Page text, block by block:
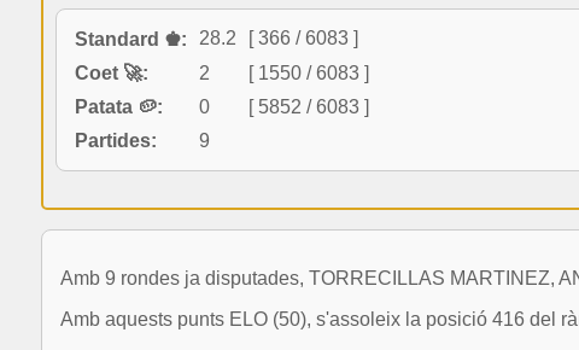
Standard ♚: 28.2
[ 366 / 6083 ]
Coet 🚀:
2
[ 1550 / 6083 ]
Patata 🥔:
0
[ 5852 / 6083 ]
Partides:
9
Amb 9 rondes ja disputades, TORRECILLAS MARTINEZ,
Amb aquests punts ELO (50), s'assoleix la posició 416 del